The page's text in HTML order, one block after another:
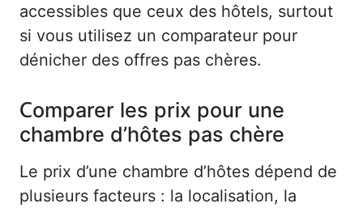
accessibles que ceux des hôtels, surtout
si vous utilisez un comparateur pour
dénicher des offres pas chères.
Comparer les prix pour une
chambre d’hôtes pas chère
Le prix d’une chambre d’hôtes dépend de
plusieurs facteurs : la localisation, la